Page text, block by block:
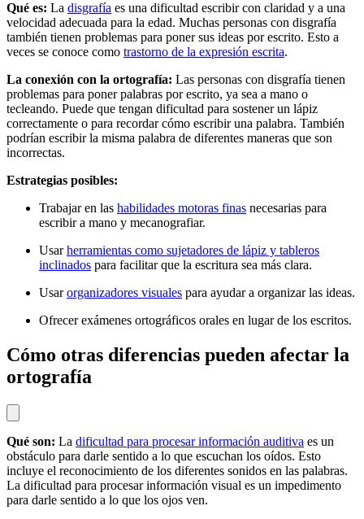
Qué es: La disgrafía es una dificultad escribir con claridad y a una
velocidad adecuada para la edad. Muchas personas con disgrafía
también tienen problemas para poner sus ideas por escrito. Esto a
veces se conoce como trastorno de la expresión escrita.
La conexión con la ortografía: Las personas con disgrafía tienen
problemas para poner palabras por escrito, ya sea a mano o
tecleando. Puede que tengan dificultad para sostener un lápiz
correctamente o para recordar cómo escribir una palabra. También
podrían escribir la misma palabra de diferentes maneras que son
incorrectas.
Estrategias posibles:
Trabajar en las habilidades motoras finas necesarias para
escribir a mano y mecanografiar.
Usarherramientas como sujetadores de lápiz y tableros
inclinados para facilitar que la escritura sea más clara.
Usarorganizadores visuales para ayudar a organizar las ideas.
Ofrecer exámenes ortográficos orales en lugar de los escritos.
Cómo otras diferencias pueden afectar la
ortografía
Qué son: La dificultad para procesar información auditiva es un
obstáculo para darle sentido a lo que escuchan los oídos. Esto
incluye el reconocimiento de los diferentes sonidos en las palabras.
La dificultad para procesar información visual es un impedimento
para darle sentido a lo que los ojos ven.